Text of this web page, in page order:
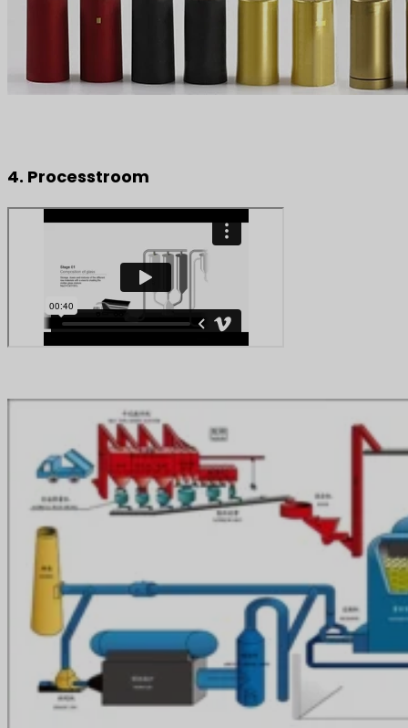
4. Processtroom